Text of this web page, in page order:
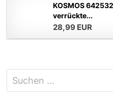
KOSMOS
verrückte...
28,99 EUR
Suchen
nach: